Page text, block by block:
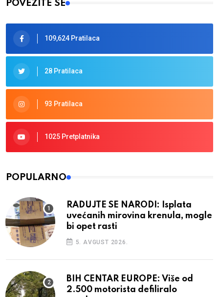
POVEŽITE SE
109,624 Pratilaca
28 Pratilaca
93 Pratilaca
1025 Pretplatnika
POPULARNO
RADUJTE SE NARODI: Isplata
uvećanih mirovina krenula, mogle
bi opet rasti
5. AVGUST 2026.
BIH CENTAR EUROPE: Više od
2.500 motorista defiliralo